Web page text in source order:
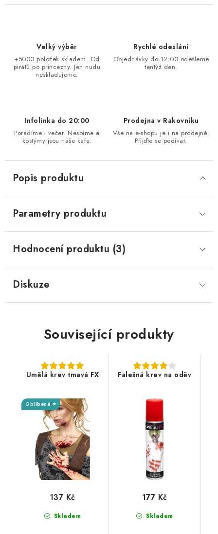
Velký výběr
+5000 položek skladem. Od
pirátů po princezny. Jen nudu
neskladujeme.
Rychlé odeslání
Objednávky do 12:00 odešleme
tentýž den.
Infolinka do 20:00
Poradíme i večer. Nespíme a
kostýmy jsou naše kafe.
Prodejna v Rakovníku
Vše na e-shopu je i na prodejně.
Přijďte se podívat.
Popis produktu
Parametry produktu
Hodnocení produktu (3)
Diskuze
Související produkty
Umělá krev tmavá FX
Oblíbené ⭐
Skladem
137 Kč
Falešná krev na oděv
Skladem
177 Kč